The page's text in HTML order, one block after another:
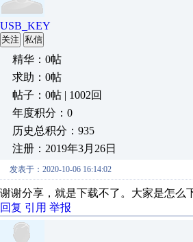
USB_KEY
关注 私信
精华：0帖
求助：0帖
帖子：0帖 | 1002回
年度积分：0
历史总积分：935
注册：2019年3月26日
发表于：2020-10-06 16:14:02
谢谢分享，就是下载不了。大家是怎么
回复 引用 举报